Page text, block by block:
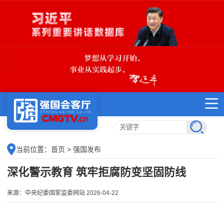
当前位置： 首页 > 强国发布
深化警示教育 筑牢拒腐防变坚固防线
来源：中央纪委国家监委网站 2026-04-22